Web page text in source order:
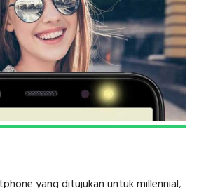
yang ditujukan untuk millennial,